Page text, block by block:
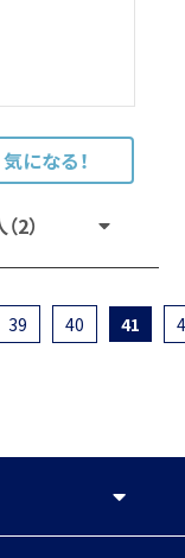
気になる！
2）
39 40 41